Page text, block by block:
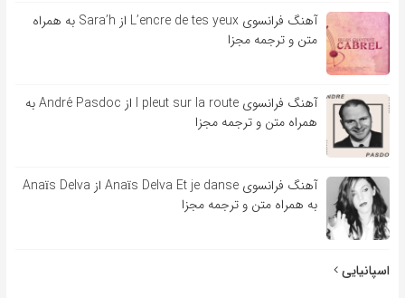
آهنگ فرانسوی L’encre de tes yeux از Sara’h به همراه
متن و ترجمه مجزا
آهنگ فرانسوی l pleut sur la route از André Pasdoc به
همراه متن و ترجمه مجزا
آهنگ فرانسوی Anaïs Delva Et je danse از Anaïs Delva
به همراه متن و ترجمه مجزا
اسپانیایی